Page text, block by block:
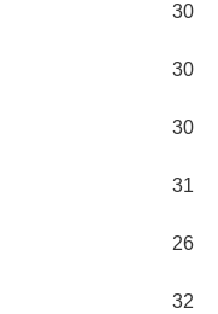
30
30
30
31
26
32